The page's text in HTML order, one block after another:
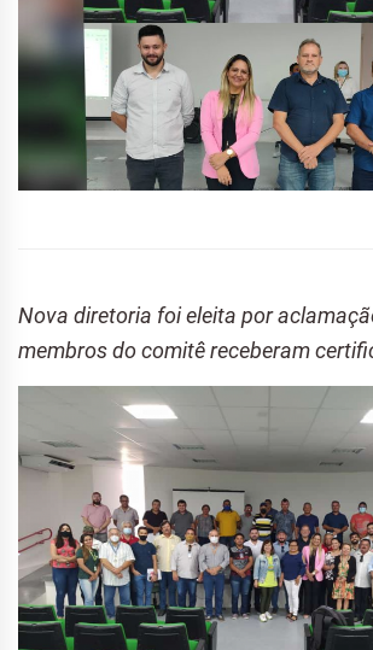
Nova diretoria foi eleita por
membros do comitê receberam